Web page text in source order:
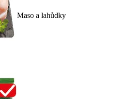
Maso a lahůdky